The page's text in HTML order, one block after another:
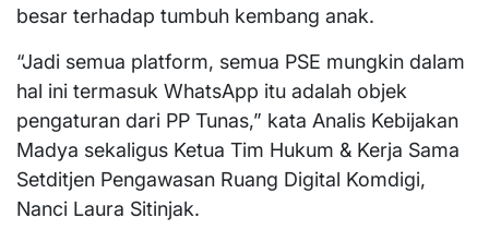
besar terhadap tumbuh kembang anak.
“Jadi semua platform, semua PSE mungkin dalam
hal ini termasuk WhatsApp itu adalah objek
pengaturan dari PP Tunas,” kata Analis Kebijakan
Madya sekaligus Ketua Tim Hukum & Kerja Sama
Setditjen Pengawasan Ruang Digital Komdigi,
Nanci Laura Sitinjak.